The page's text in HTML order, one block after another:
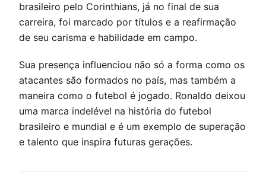
brasileiro pelo Corinthians, já no final de sua
carreira, foi marcado por títulos e a reafirmação
de seu carisma e habilidade em campo.
Sua presença influenciou não só a forma como os
atacantes são formados no país, mas também a
maneira como o futebol é jogado. Ronaldo deixou
uma marca indelével na história do futebol
brasileiro e mundial e é um exemplo de superação
e talento que inspira futuras gerações.